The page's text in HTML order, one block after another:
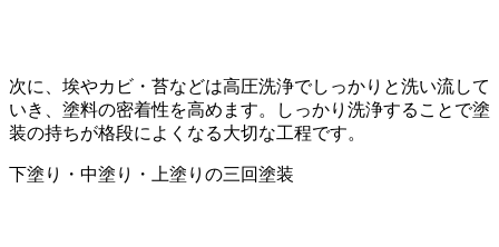
次に、埃やカビ・苔などは高圧洗浄でしっかりと洗い流して
いき、塗料の密着性を高めます。しっかり洗浄することで塗
装の持ちが格段によくなる大切な工程です。
下塗り・中塗り・上塗りの三回塗装